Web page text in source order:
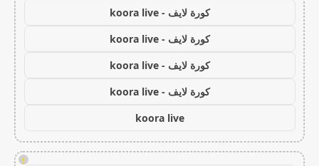
كورة لايف - koora live
كورة لايف - koora live
كورة لايف - koora live
كورة لايف - koora live
koora live
!